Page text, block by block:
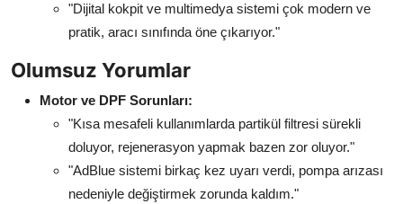
"Dijital kokpit ve multimedya sistemi çok modern ve
pratik, aracı sınıfında öne çıkarıyor."
Olumsuz Yorumlar
Motor ve DPF Sorunları:
"Kısa mesafeli kullanımlarda partikül filtresi sürekli
doluyor, rejenerasyon yapmak bazen zor oluyor."
"AdBlue sistemi birkaç kez uyarı verdi, pompa arızası
nedeniyle değiştirmek zorunda kaldım."